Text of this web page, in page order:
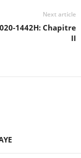
Next article
1442H: Chapitre
II